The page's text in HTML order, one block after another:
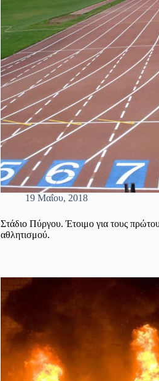
19 Μαΐου, 2018
Στάδιο Πύργου. Έτοιμο για τους
αθλητισμού.